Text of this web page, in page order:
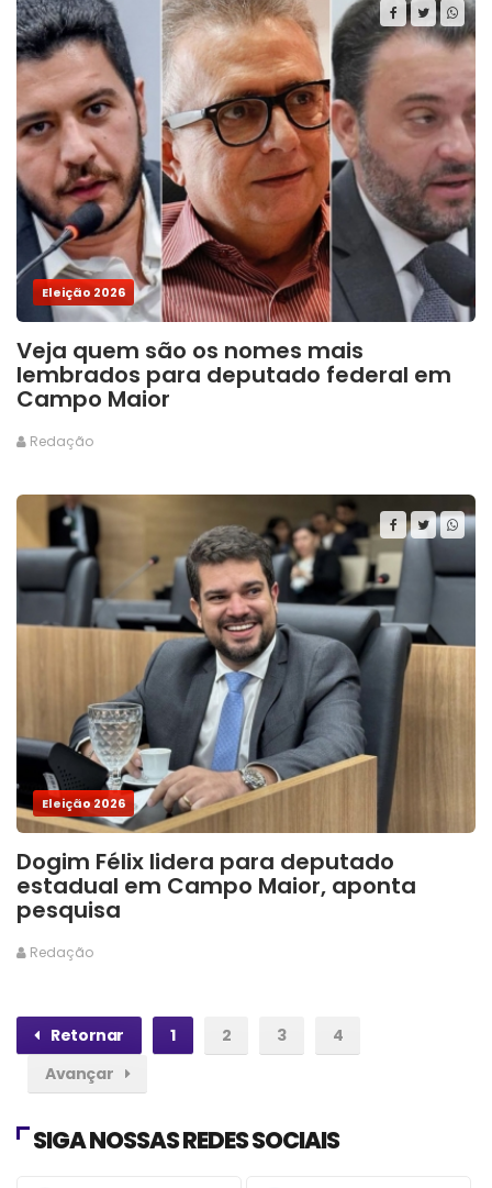
Eleição 2026
Veja quem são os nomes mais
lembrados para deputado federal em
Campo Maior
Redação
Eleição 2026
Dogim Félix lidera para deputado
estadual em Campo Maior, aponta
pesquisa
Redação
Retornar 1 2 3
4
Avançar
SIGA NOSSAS REDES SOCIAIS